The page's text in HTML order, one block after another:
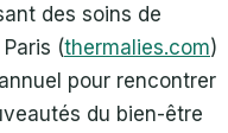
des soins de
Paris (thermalies.com)
pour rencontrer
du bien-être